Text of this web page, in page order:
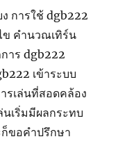
การใช้ dgb222
ข คำนวณเทิร์น
าร dgb222
เข้าระบบ
รเล่นที่สอดคล้อง
เริ่มมีผลกระทบ
ขอคำปรึกษา